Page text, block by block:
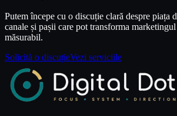
Putem începe cu o discuție clară despre piața
canale și pașii care pot transforma
măsurabil.
Solicită o discuțieVezi serviciile